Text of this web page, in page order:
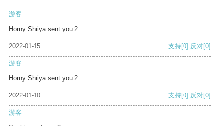
游客
Horny Shriya sent you 2
2022-01-15 支持[0] 反对[0]
游客
Horny Shriya sent you 2
2022-01-10 支持[0] 反对[0]
游客